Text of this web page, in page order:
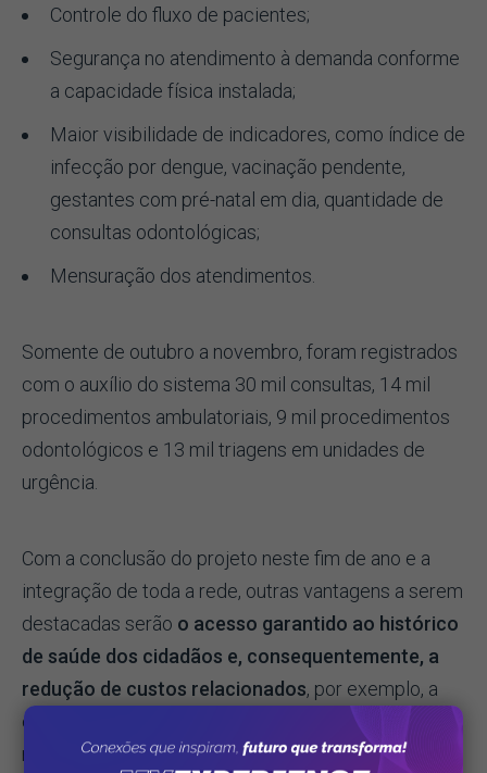
Controle do fluxo de pacientes;
Segurança no atendimento à demanda conforme
a capacidade física instalada;
Maior visibilidade de indicadores, como índice de
infecção por dengue, vacinação pendente,
gestantes com pré-natal em dia, quantidade de
consultas odontológicas;
Mensuração dos atendimentos.
Somente de outubro a novembro, foram registrados
com o auxílio do sistema 30 mil consultas, 14 mil
procedimentos ambulatoriais, 9 mil procedimentos
odontológicos e 13 mil triagens em unidades de
urgência.
Com a conclusão do projeto neste fim de ano e a
integração de toda a rede, outras vantagens a serem
destacadas serão o acesso garantido ao histórico
de saúde dos cidadãos e, consequentemente, a
redução de custos relacionados, por exemplo, a
exames e distribuição de medicamentos realizados
repetidas vezes por falta de registro. Segundo a